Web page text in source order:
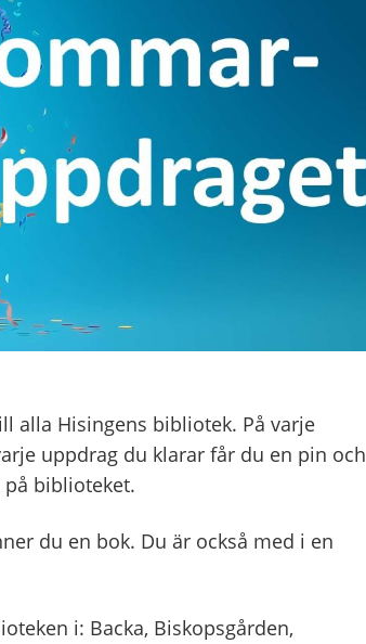
alla Hisingens bibliotek. På varje
uppdrag du klarar får du en pin och
biblioteket.
du en bok. Du är också med i en
i: Backa, Biskopsgården,